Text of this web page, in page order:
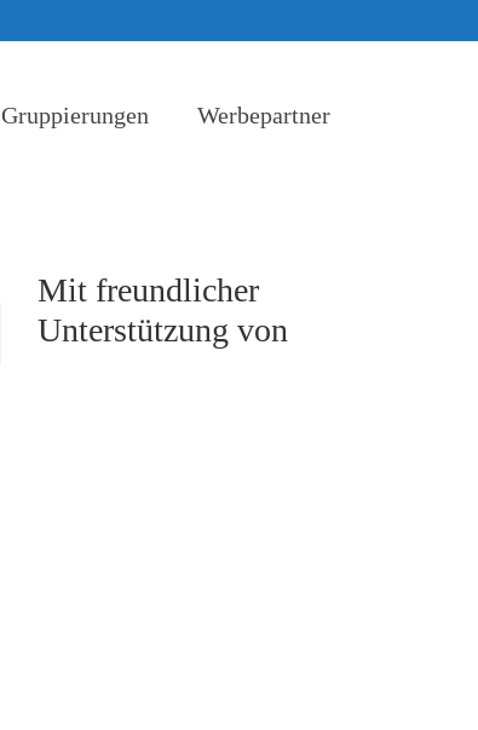
Gruppierungen Werbepartner
Mit freundlicher
Unterstützung von